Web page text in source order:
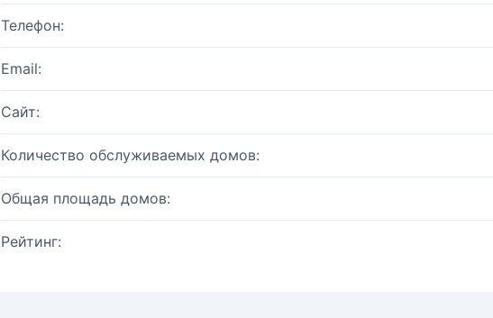
Телефон:
Email:
Сайт:
Количество обслуживаемых домов:
Общая площадь домов:
Рейтинг: